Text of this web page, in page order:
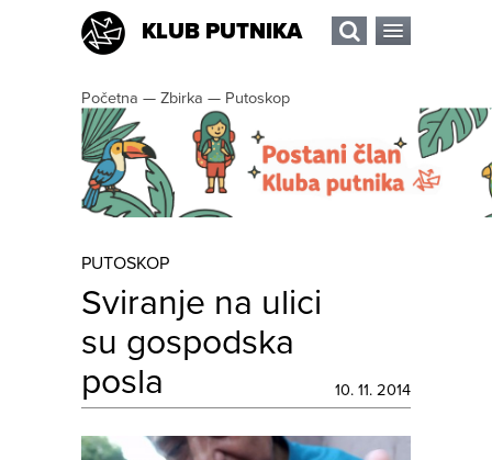
KLUB PUTNIKA
Početna — Zbirka — Putoskop
PUTOSKOP
Sviranje na ulici
su gospodska
posla
10. 11. 2014